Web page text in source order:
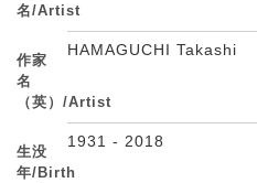
名/Artist
作家
名
（英）/Artist
HAMAGUCHI Takashi
生没
年/Birth
1931 - 2018